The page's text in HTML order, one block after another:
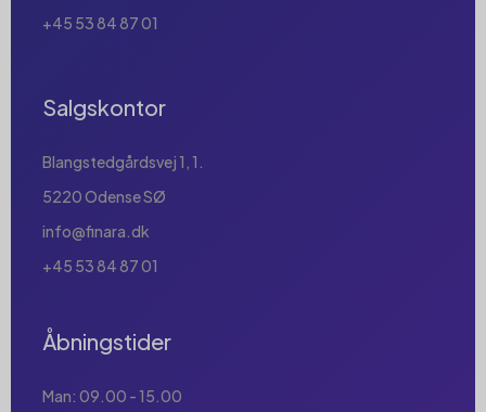
+45 53 84 87 01
Salgskontor
Blangstedgårdsvej 1, 1.
5220 Odense SØ
info@finara.dk
+45 53 84 87 01
Åbningstider
Man: 09.00 - 15.00